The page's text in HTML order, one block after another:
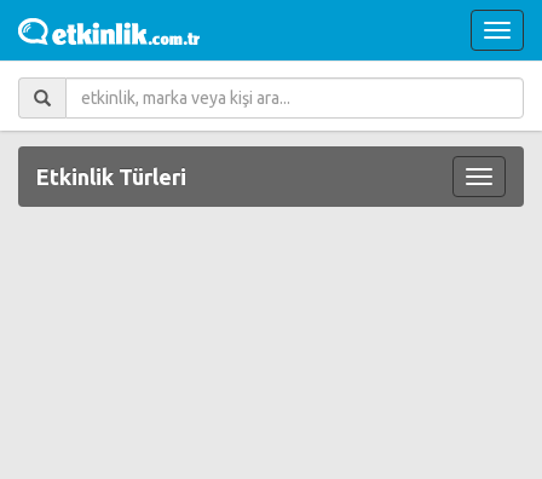
Etkinlik Türleri